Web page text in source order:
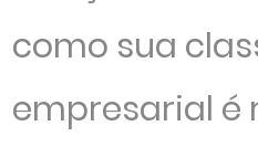
como sua
empresarial é